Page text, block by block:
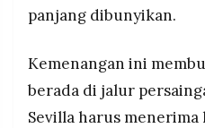
panjang dibunyikan.
Kemenangan ini
berada di jalur
Sevilla harus